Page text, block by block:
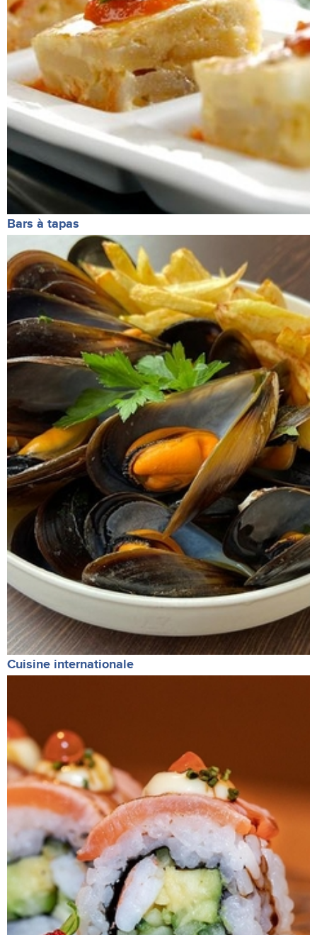
Bars à tapas
Cuisine internationale